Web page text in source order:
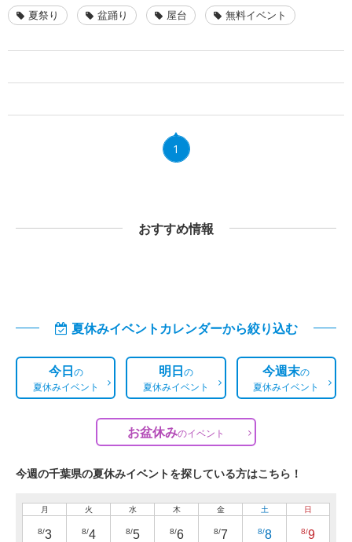
夏祭り 盆踊り 屋台 無料イベント
1
おすすめ情報
夏休みイベントカレンダーから絞り込む
今日の
夏休みイベント
明日の
夏休みイベント
今週末の
夏休みイベント
お盆休みのイベント
今週の千葉県の夏休みイベントを探している方はこちら！
月
8/3
火
8/4
水
8/5
木
8/6
金
8/7
土
8/8
日
8/9